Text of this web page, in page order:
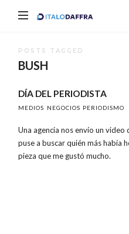
Italo
POSTS TAGGED
BUSH
DÍA DEL PERIODISTA
MEDIOS NEGOCIOS PERIODISMO
Una agencia nos envío un
puse a buscar quién más había
pieza que me gustó mucho.